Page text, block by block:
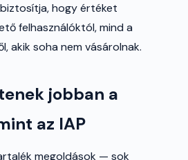
hogy értéket
felhasználóktól, mind a
akik soha nem vásárolnak.
jobban a
az IAP
megoldások — sok